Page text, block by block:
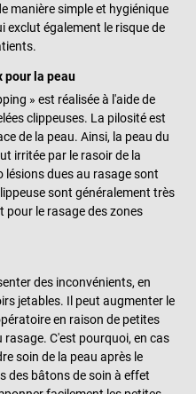
manière simple et hygiénique
exclut également le risque de
pour la peau
» est réalisée à l'aide de
clippeuses. La pilosité est
de la peau. Ainsi, la peau du
irritée par le rasoir de la
lésions dues au rasage sont
sont généralement très
pour le rasage des zones
des inconvénients, en
jetables. Il peut augmenter le
en raison de petites
C'est pourquoi, en cas
soin de la peau après le
des bâtons de soin à effet